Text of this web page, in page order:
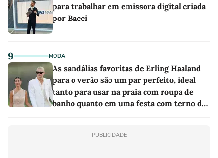
para trabalhar em emissora digital criada
por Bacci
9 MODA
As sandálias favoritas de Erling Haaland
para o verão são um par perfeito, ideal
tanto para usar na praia com roupa de
banho quanto em uma festa com terno de
PUBLICIDADE